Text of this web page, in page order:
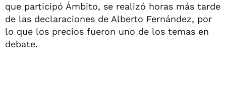
que participó Ámbito, se realizó horas más tarde
de las declaraciones de Alberto Fernández, por
lo que los precios fueron uno de los temas en
debate.